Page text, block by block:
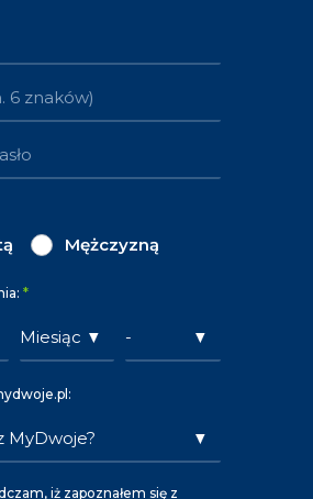
Mężczyzną
*
iż zapoznałem się z